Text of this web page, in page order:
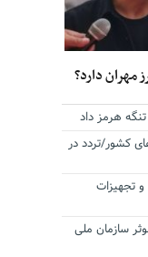
مهران دارد؟
هرمز داد
کشور/تردد در
و تجهیزات
سازمان ملی